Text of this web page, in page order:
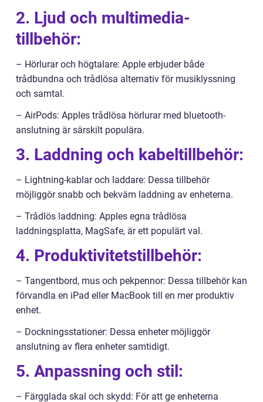
2. Ljud och multimedia-
tillbehör:
– Hörlurar och högtalare: Apple erbjuder både
trådbundna och trådlösa alternativ för musiklyssning
och samtal.
– AirPods: Apples trådlösa hörlurar med bluetooth-
anslutning är särskilt populära.
3. Laddning och kabeltillbehör:
– Lightning-kablar och laddare: Dessa tillbehör
möjliggör snabb och bekväm laddning av enheterna.
– Trådlös laddning: Apples egna trådlösa
laddningsplatta, MagSafe, är ett populärt val.
4. Produktivitetstillbehör:
– Tangentbord, mus och pekpennor: Dessa tillbehör kan
förvandla en iPad eller MacBook till en mer produktiv
enhet.
– Dockningsstationer: Dessa enheter möjliggör
anslutning av flera enheter samtidigt.
5. Anpassning och stil:
– Färgglada skal och skydd: För att ge enheterna